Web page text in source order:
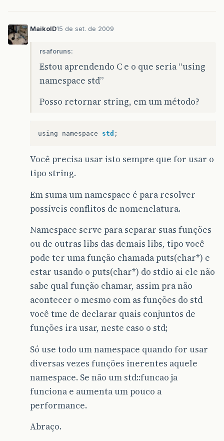
MaikoID15 de set. de 2009
rsaforuns:
Estou aprendendo C e o que seria “using
namespace std”
Posso retornar string, em um método?
using namespace std ;
Você precisa usar isto sempre que for usar o
tipo string.
Em suma um namespace é para resolver
possíveis conflitos de nomenclatura.
Namespace serve para separar suas funções
ou de outras libs das demais libs, tipo você
pode ter uma função chamada puts(char*) e
estar usando o puts(char*) do stdio ai ele não
sabe qual função chamar, assim pra não
acontecer o mesmo com as funções do std
você tme de declarar quais conjuntos de
funções ira usar, neste caso o std;
Só use todo um namespace quando for usar
diversas vezes funções inerentes aquele
namespace. Se não um std::funcao ja
funciona e aumenta um pouco a
performance.
Abraço.